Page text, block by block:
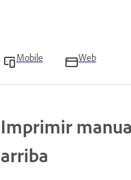
Mobile Web
Imprimir
arriba